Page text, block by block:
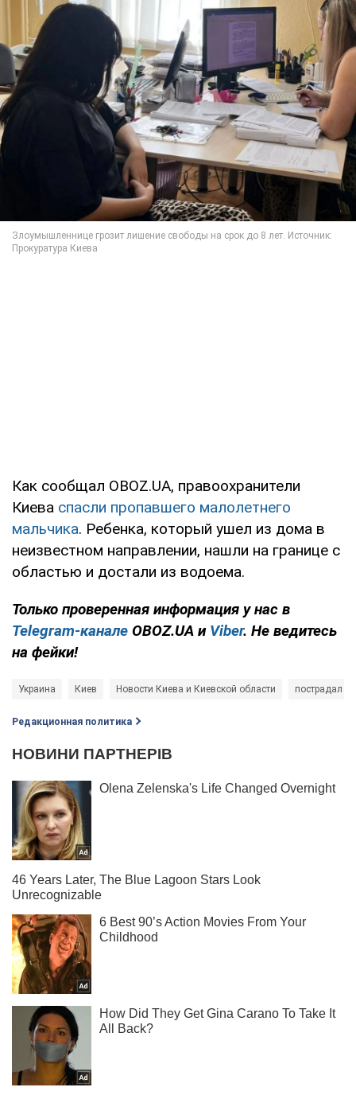
Как сообщал OBOZ.UA, правоохранители
Киева спасли пропавшего малолетнего
мальчика. Ребенка, который ушел из дома в
неизвестном направлении, нашли на границе с
областью и достали из водоема.
Только проверенная информация у нас в
Telegram-канале OBOZ.UA и Viber. Не ведитесь
на фейки!
Украина Киев Новости Киева и Киевской области пострадал
Редакционная политика